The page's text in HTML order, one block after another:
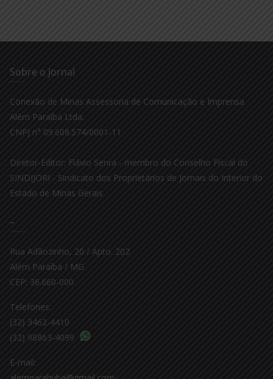
Sobre o Jornal
Conexão de Minas Assessoria de Comunicação e Imprensa
Além Paraíba Ltda.
CNPJ n° 09.608.574/0001-11
Diretor-Editor: Flávio Senra - membro do Conselho Fiscal do
SINDIJORI - Sindicato dos Proprietários de Jornais do Interior do
Estado de Minas Gerais
–
Rua Adãozinho, 20 / Apto. 202
Além Paraíba / MG
CEP: 36.660-000
Telefones:
(32) 3462-4410
(32) 98863-4099
E-mail: